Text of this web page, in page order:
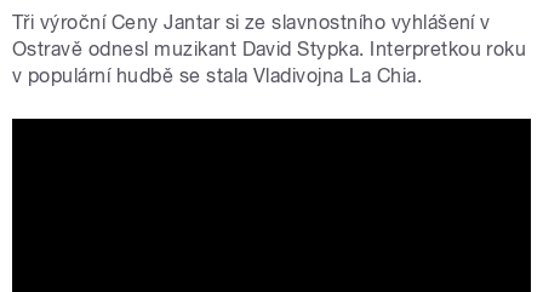
Tři výroční Ceny Jantar si ze slavnostního vyhlášení v
Ostravě odnesl muzikant David Stypka. Interpretkou roku
v populární hudbě se stala Vladivojna La Chia.